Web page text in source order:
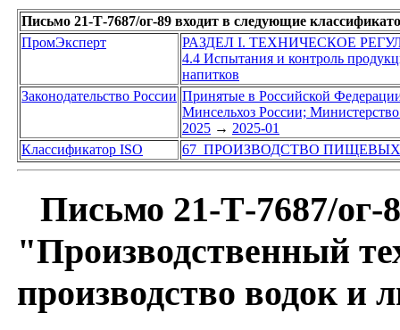
Письмо 21-Т-7687/ог-89 входит в следующие
ПромЭксперт
РАЗДЕЛ I. ТЕХНИЧЕСКОЕ
4.4 Испытания и контроль
напитков
Законодательство России Принятые в Российской
Минсельхоз России;
2025 → 2025-01
Классификатор ISO
67 ПРОИЗВОДСТВО
Письмо 21-Т-7687/ог-
"Производственный
производство водок и